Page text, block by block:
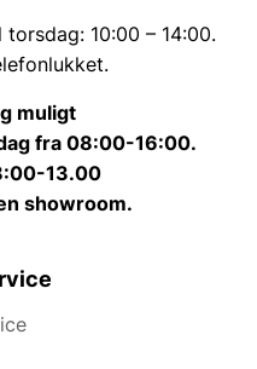
torsdag: 10:00 – 14:00.
muligt
fra 08:00-16:00.
13.00
showroom.